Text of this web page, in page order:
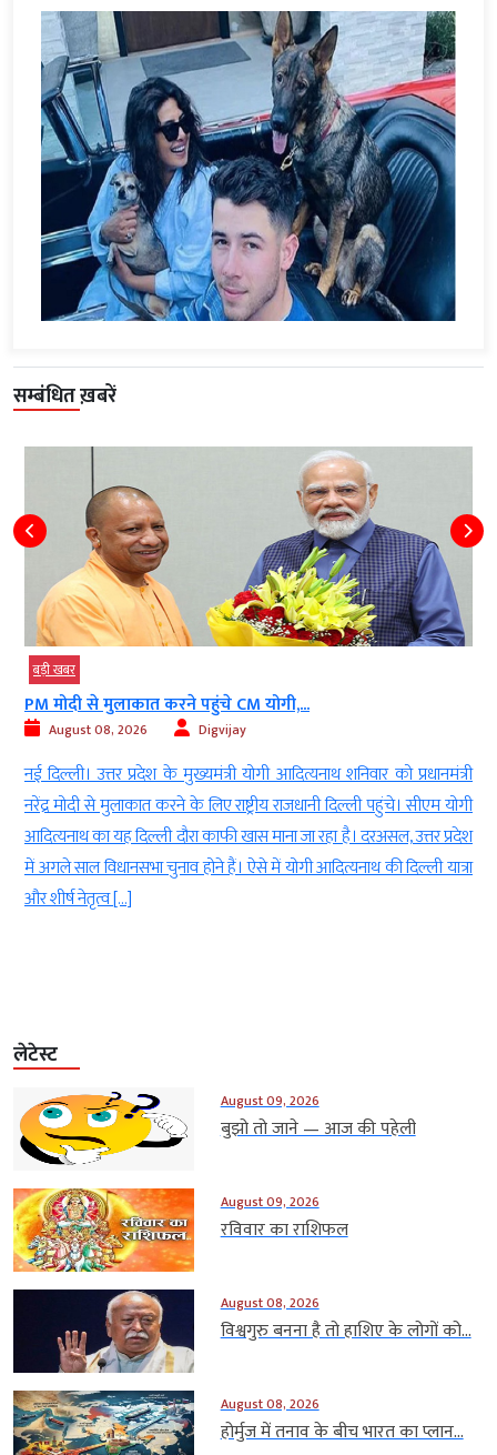
सम्बंधित ख़बरें
बड़ी खबर
PM मोदी से मुलाकात करने पहुंचे CM योगी,...
August 08, 2026 Digvijay
नई दिल्ली। उत्तर प्रदेश के मुख्यमंत्री योगी आदित्यनाथ शनिवार को प्रधानमंत्री
नरेंद्र मोदी से मुलाकात करने के लिए राष्ट्रीय राजधानी दिल्ली पहुंचे। सीएम योगी
आदित्यनाथ का यह दिल्ली दौरा काफी खास माना जा रहा है। दरअसल, उत्तर प्रदेश
में अगले साल विधानसभा चुनाव होने हैं। ऐसे में योगी आदित्यनाथ की दिल्ली यात्रा
और शीर्ष नेतृत्व […]
लेटेस्ट
August 09, 2026
बुझो तो जाने — आज की पहेली
August 09, 2026
रविवार का राशिफल
August 08, 2026
विश्वगुरु बनना है तो हाशिए के लोगों को...
August 08, 2026
होर्मुज में तनाव के बीच भारत का प्लान...